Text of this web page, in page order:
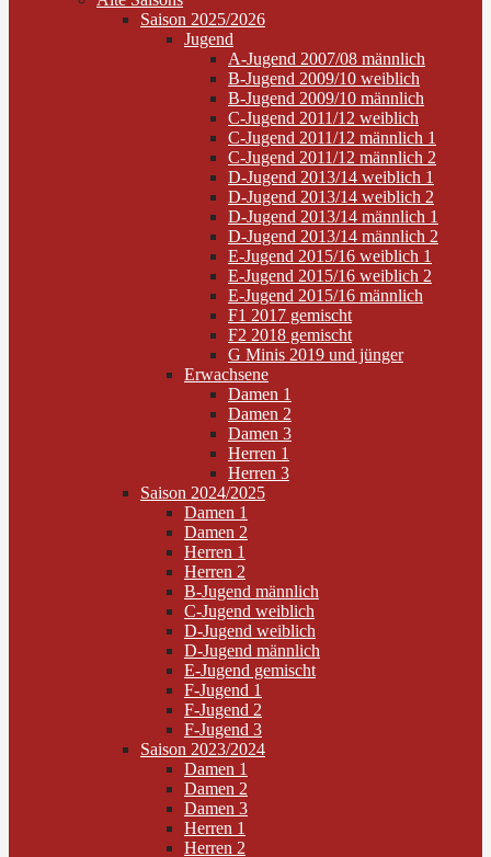
Saison 2025/2026
Jugend
A-Jugend 2007/08 männlich
B-Jugend 2009/10 weiblich
B-Jugend 2009/10 männlich
C-Jugend 2011/12 weiblich
C-Jugend 2011/12 männlich 1
C-Jugend 2011/12 männlich 2
D-Jugend 2013/14 weiblich 1
D-Jugend 2013/14 weiblich 2
D-Jugend 2013/14 männlich 1
D-Jugend 2013/14 männlich 2
E-Jugend 2015/16 weiblich 1
E-Jugend 2015/16 weiblich 2
E-Jugend 2015/16 männlich
F1 2017 gemischt
F2 2018 gemischt
G Minis 2019 und jünger
Erwachsene
Damen 1
Damen 2
Damen 3
Herren 1
Herren 3
Saison 2024/2025
Damen 1
Damen 2
Herren 1
Herren 2
B-Jugend männlich
C-Jugend weiblich
D-Jugend weiblich
D-Jugend männlich
E-Jugend gemischt
F-Jugend 1
F-Jugend 2
F-Jugend 3
Saison 2023/2024
Damen 1
Damen 2
Damen 3
Herren 1
Herren 2